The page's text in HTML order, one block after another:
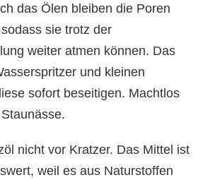
das Ölen bleiben die Poren
sie trotz der
weiter atmen können. Das
und kleinen
sofort beseitigen. Machtlos
nicht vor Kratzer. Das Mittel ist
weil es aus Naturstoffen